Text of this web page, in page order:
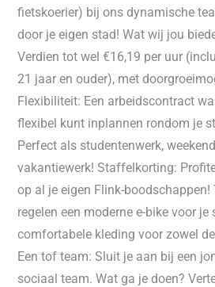
fietskoerier) bij ons dynamische
door je eigen stad! Wat wij jou
Verdien tot wel €16,19 per uur
21 jaar en ouder), met
Flexibiliteit: Een arbeidscontract
flexibel kunt inplannen rondom je
Perfect als studentenwerk,
vakantiewerk! Staffelkorting:
op al je eigen Flink-
regelen een moderne e-bike voor je
comfortabele kleding voor zowel
Een tof team: Sluit je aan bij een
sociaal team. Wat ga je doen?